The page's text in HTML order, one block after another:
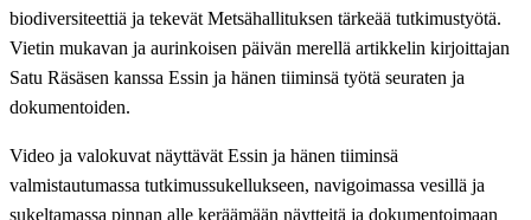
biodiversiteettiä ja tekevät Metsähallituksen tärkeää tutkimustyötä.
Vietin mukavan ja aurinkoisen päivän merellä artikkelin kirjoittajan
Satu Räsäsen kanssa Essin ja hänen tiiminsä työtä seuraten ja
dokumentoiden.
Video ja valokuvat näyttävät Essin ja hänen tiiminsä
valmistautumassa tutkimussukellukseen, navigoimassa vesillä ja
sukeltamassa pinnan alle keräämään näytteitä ja dokumentoimaan